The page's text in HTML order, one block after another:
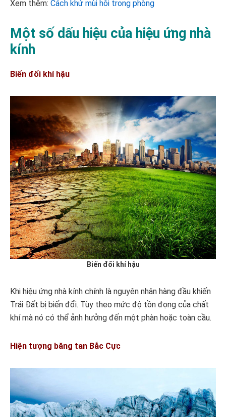
Xem thêm: Cách khử mùi hôi trong phòng
Một số dấu hiệu của hiệu ứng nhà
kính
Biến đổi khí hậu
Biến đổi khí hậu
Khi hiệu ứng nhà kính chính là nguyên nhân hàng đầu khiến
Trái Đất bị biến đổi. Tùy theo mức độ tồn đọng của chất
khí mà nó có thể ảnh hưởng đến một phàn hoặc toàn cầu.
Hiện tượng băng tan Bắc Cực